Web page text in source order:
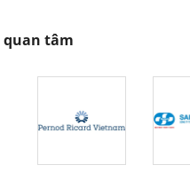
quan tâm